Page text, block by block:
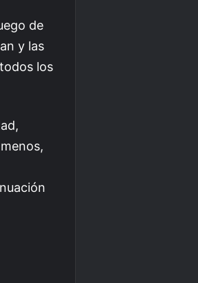
de
y las
los